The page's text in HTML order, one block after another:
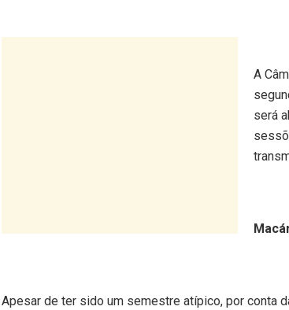
A
será
Apesar de ter sido um semestre atípico, por conta